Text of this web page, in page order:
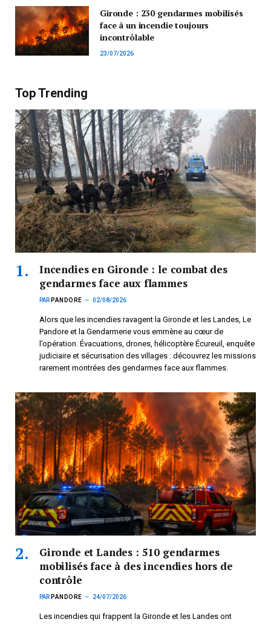
Gironde : 230 gendarmes mobilisés
face à un incendie toujours
incontrôlable
23/07/2026
Top Trending
Incendies en Gironde : le combat des
gendarmes face aux flammes
PAR PANDORE 02/08/2026
Alors que les incendies ravagent la Gironde et les Landes, Le
Pandore et la Gendarmerie vous emmène au cœur de
l’opération. Évacuations, drones, hélicoptère Écureuil, enquête
judiciaire et sécurisation des villages : découvrez les missions
rarement montrées des gendarmes face aux flammes.
Gironde et Landes : 510 gendarmes
mobilisés face à des incendies hors de
contrôle
PAR PANDORE 24/07/2026
Les incendies qui frappent la Gironde et les Landes ont